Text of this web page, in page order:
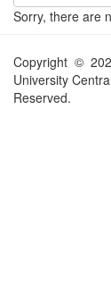
Sorry, there are
Copyright ©
University
Reserved.